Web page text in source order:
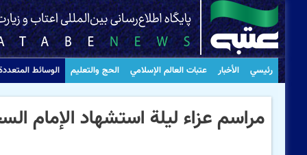
رئيسي الأخبار عتبات العالم الإسلامي الحج والتعليم الوسائط
مراسم عزاء ليلة استشهاد الإمام